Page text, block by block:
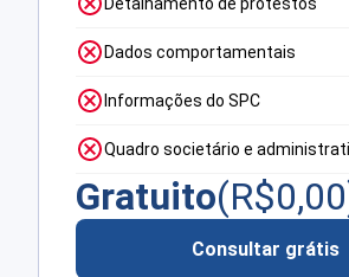
Dados comportamentais
Informações do SPC
Quadro societário e
Gratuito(R$0,00
Consultar grátis